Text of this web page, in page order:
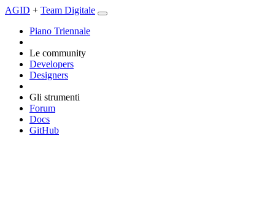
AGID + Team Digitale
Piano Triennale
Le community
Developers
Designers
Gli strumenti
Forum
Docs
GitHub